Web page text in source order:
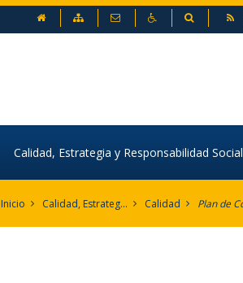
Mapa web Contacto AccesibilidadBuscador
Calidad, Estrategia y Responsabilidad Social
Inicio Calidad, Estrategia y Responsabilidad Social Calidad